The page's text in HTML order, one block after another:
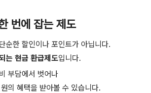
번에 잡는 제도
순한 할인이나 포인트가 아닙니다.
는 현금 환급제도입니다.
부담에서 벗어나
의 혜택을 받아볼 수 있습니다.